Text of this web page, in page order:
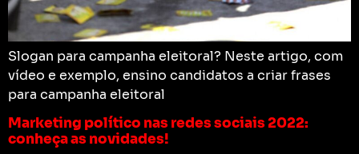
Slogan para campanha eleitoral? Neste artigo, com
vídeo e exemplo, ensino candidatos a criar frases
para campanha eleitoral
Marketing político nas redes sociais 2022:
conheça as novidades!